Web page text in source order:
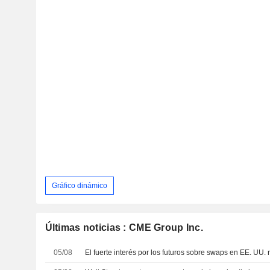
Gráfico dinámico
Últimas noticias : CME Group Inc.
05/08